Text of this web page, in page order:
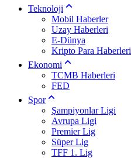
Teknoloji
Mobil Haberler
Uzay Haberleri
E-Dünya
Kripto Para Haberleri
Ekonomi
TCMB Haberleri
FED
Spor
Şampiyonlar Ligi
Avrupa Ligi
Premier Lig
Süper Lig
TFF 1. Lig